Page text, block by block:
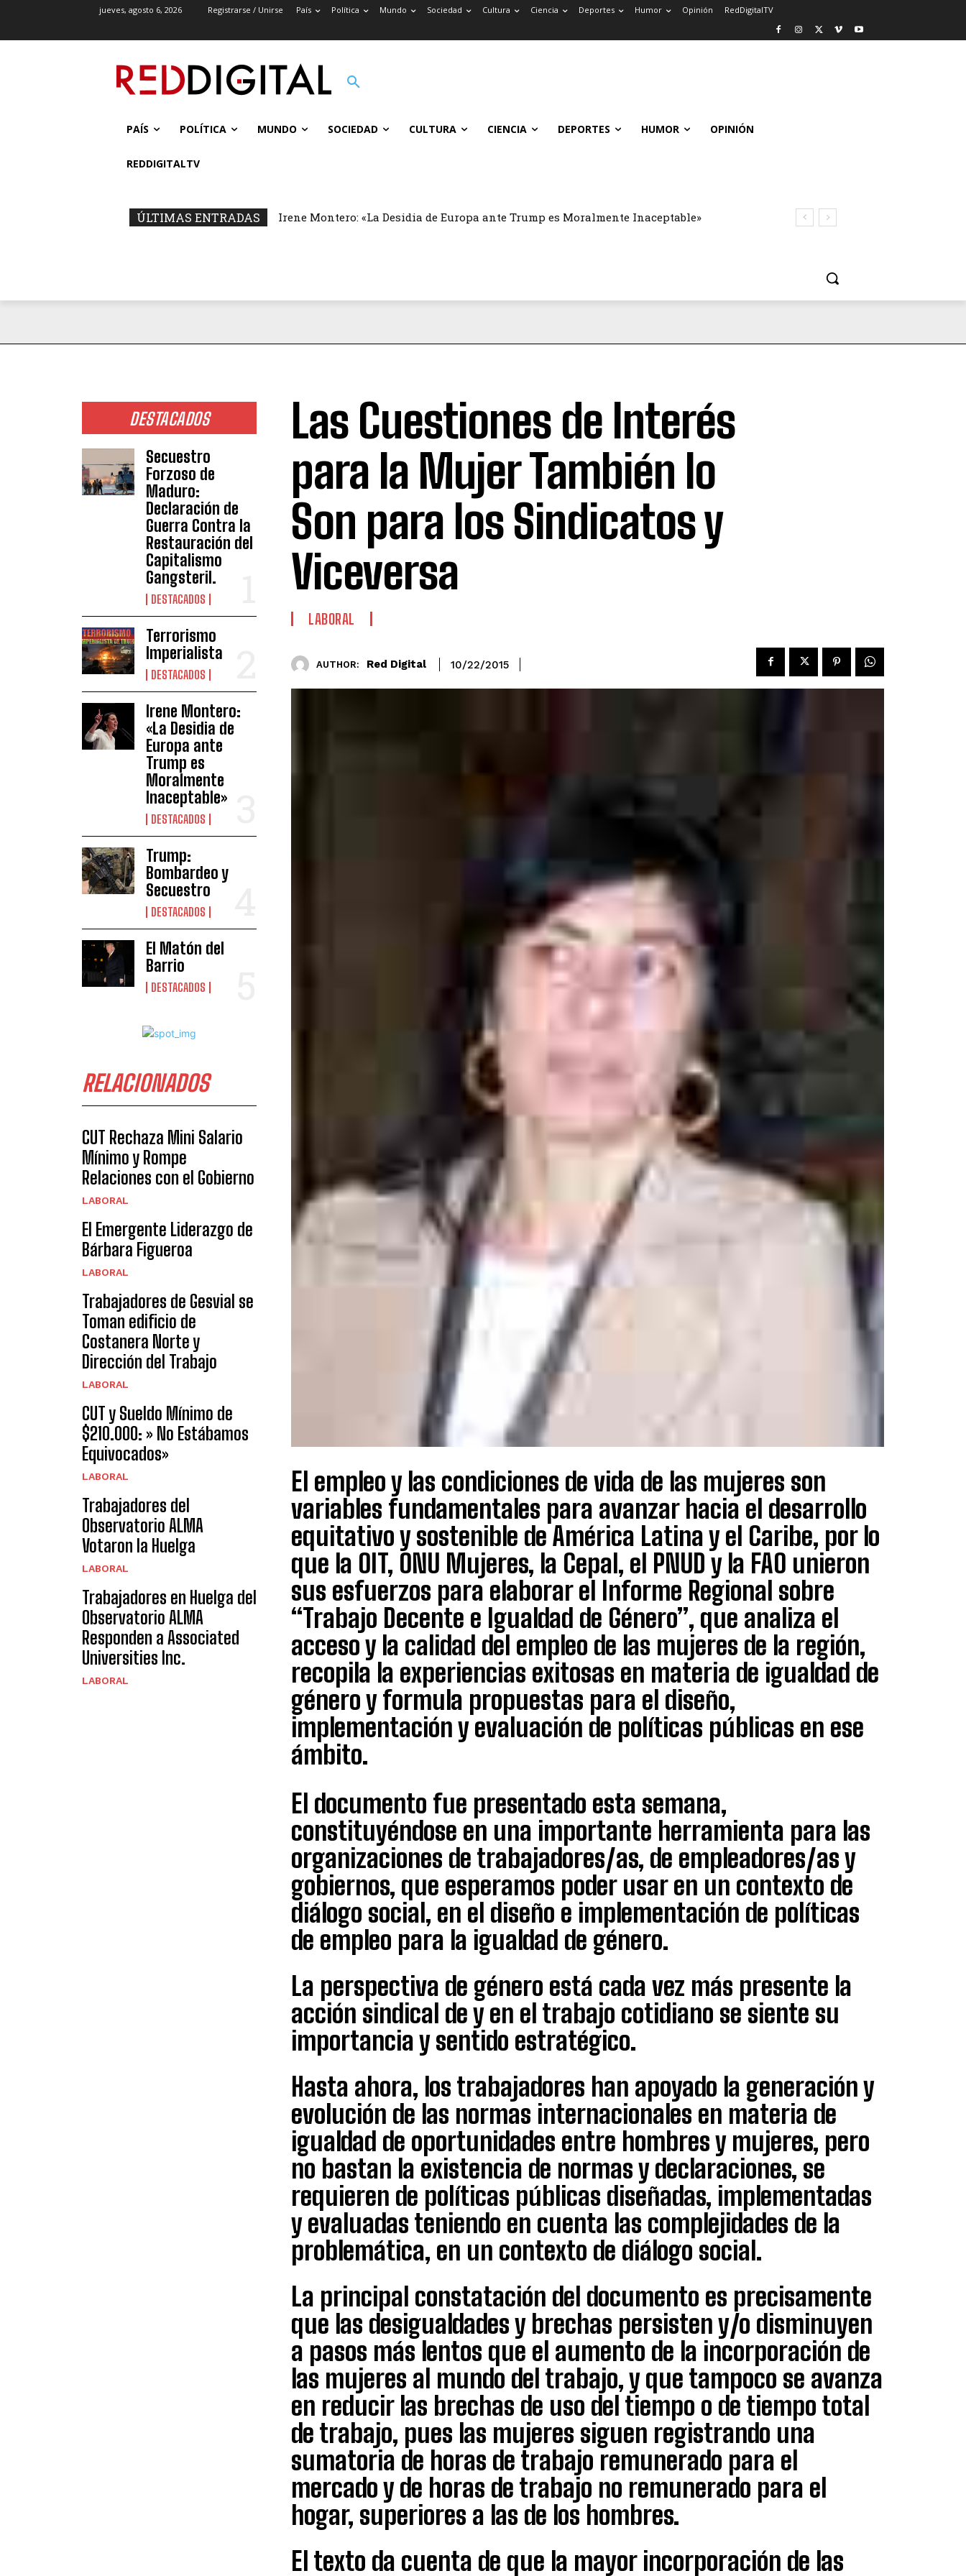
jueves, agosto 6, 2026 Registrarse / Unirse País Política Mundo Sociedad Cultura Ciencia Deportes Humor Opinión RedDigitalTV
PAÍS POLÍTICA MUNDO SOCIEDAD CULTURA CIENCIA DEPORTES HUMOR OPINIÓN
REDDIGITALTV
ÚLTIMAS ENTRADAS Irene Montero: «La Desidia de Europa ante Trump es Moralmente Inaceptable»
DESTACADOS
Secuestro
Forzoso de
Maduro:
Declaración de
Guerra Contra la
Restauración del
Capitalismo
Gangsteril.
DESTACADOS
Terrorismo
Imperialista
DESTACADOS
Irene Montero:
«La Desidia de
Europa ante
Trump es
Moralmente
Inaceptable»
DESTACADOS
Trump:
Bombardeo y
Secuestro
DESTACADOS
El Matón del
Barrio
DESTACADOS
RELACIONADOS
CUT Rechaza Mini Salario
Mínimo y Rompe
Relaciones con el Gobierno
LABORAL
El Emergente Liderazgo de
Bárbara Figueroa
LABORAL
Trabajadores de Gesvial se
Toman edificio de
Costanera Norte y
Dirección del Trabajo
LABORAL
CUT y Sueldo Mínimo de
$210.000: » No Estábamos
Equivocados»
LABORAL
Trabajadores del
Observatorio ALMA
Votaron la Huelga
LABORAL
Trabajadores en Huelga del
Observatorio ALMA
Responden a Associated
Universities Inc.
LABORAL
Las Cuestiones de Interés
para la Mujer También lo
Son para los Sindicatos y
Viceversa
LABORAL
AUTHOR: Red Digital 10/22/2015
El empleo y las condiciones de vida de las mujeres son
variables fundamentales para avanzar hacia el desarrollo
equitativo y sostenible de América Latina y el Caribe, por lo
que la OIT, ONU Mujeres, la Cepal, el PNUD y la FAO unieron
sus esfuerzos para elaborar el Informe Regional sobre
“Trabajo Decente e Igualdad de Género”, que analiza el
acceso y la calidad del empleo de las mujeres de la región,
recopila la experiencias exitosas en materia de igualdad de
género y formula propuestas para el diseño,
implementación y evaluación de políticas públicas en ese
ámbito.
El documento fue presentado esta semana,
constituyéndose en una importante herramienta para las
organizaciones de trabajadores/as, de empleadores/as y
gobiernos, que esperamos poder usar en un contexto de
diálogo social, en el diseño e implementación de políticas
de empleo para la igualdad de género.
La perspectiva de género está cada vez más presente la
acción sindical de y en el trabajo cotidiano se siente su
importancia y sentido estratégico.
Hasta ahora, los trabajadores han apoyado la generación y
evolución de las normas internacionales en materia de
igualdad de oportunidades entre hombres y mujeres, pero
no bastan la existencia de normas y declaraciones, se
requieren de políticas públicas diseñadas, implementadas
y evaluadas teniendo en cuenta las complejidades de la
problemática, en un contexto de diálogo social.
La principal constatación del documento es precisamente
que las desigualdades y brechas persisten y/o disminuyen
a pasos más lentos que el aumento de la incorporación de
las mujeres al mundo del trabajo, y que tampoco se avanza
en reducir las brechas de uso del tiempo o de tiempo total
de trabajo, pues las mujeres siguen registrando una
sumatoria de horas de trabajo remunerado para el
mercado y de horas de trabajo no remunerado para el
hogar, superiores a las de los hombres.
El texto da cuenta de que la mayor incorporación de las